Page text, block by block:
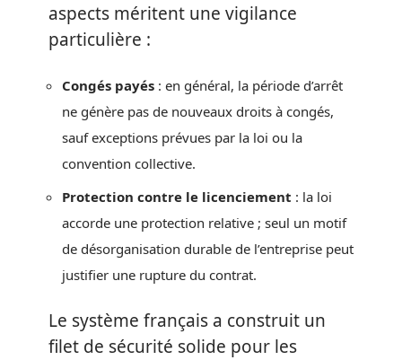
aspects méritent une vigilance
particulière :
Congés payés : en général, la période d’arrêt
ne génère pas de nouveaux droits à congés,
sauf exceptions prévues par la loi ou la
convention collective.
Protection contre le licenciement : la loi
accorde une protection relative ; seul un motif
de désorganisation durable de l’entreprise peut
justifier une rupture du contrat.
Le système français a construit un
filet de sécurité solide pour les